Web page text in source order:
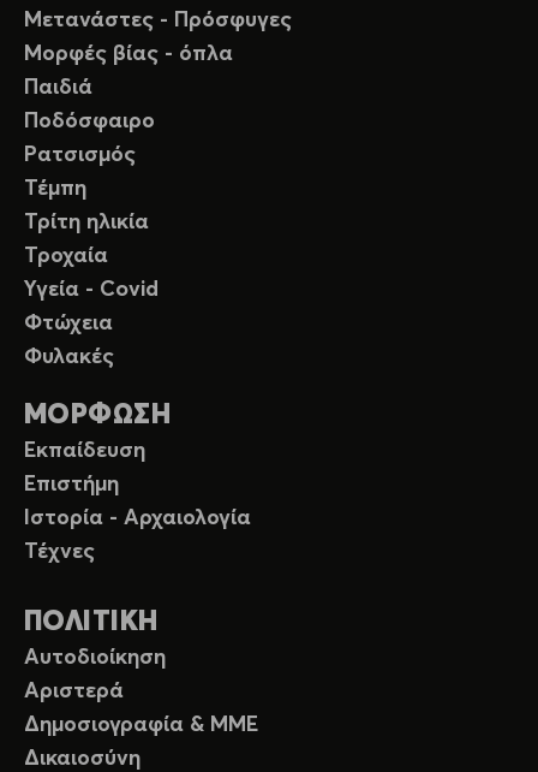
Μετανάστες - Πρόσφυγες
Μορφές βίας - όπλα
Παιδιά
Ποδόσφαιρο
Ρατσισμός
Τέμπη
Τρίτη ηλικία
Τροχαία
Υγεία - Covid
Φτώχεια
Φυλακές
ΜΟΡΦΩΣΗ
Εκπαίδευση
Επιστήμη
Ιστορία - Αρχαιολογία
Τέχνες
ΠΟΛΙΤΙΚΗ
Αυτοδιοίκηση
Αριστερά
Δημοσιογραφία & ΜΜΕ
Δικαιοσύνη